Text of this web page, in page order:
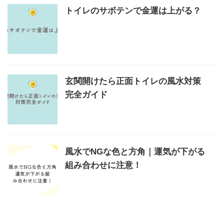
トイレのサボテンで金運は上がる？
玄関開けたら正面トイレの風水対策
完全ガイド
風水でNGな色と方角｜運気が下がる
組み合わせに注意！